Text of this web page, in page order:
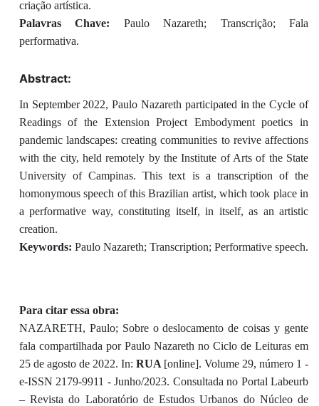
criação artística.
Palavras Chave: Paulo Nazareth; Transcrição; Fala
performativa.
Abstract:
In September 2022, Paulo Nazareth participated in the Cycle of
Readings of the Extension Project Embodyment poetics in
pandemic landscapes: creating communities to revive affections
with the city, held remotely by the Institute of Arts of the State
University of Campinas. This text is a transcription of the
homonymous speech of this Brazilian artist, which took place in
a performative way, constituting itself, in itself, as an artistic
creation.
Keywords: Paulo Nazareth; Transcription; Performative speech.
Para citar essa obra:
NAZARETH, Paulo; Sobre o deslocamento de coisas y gente
fala compartilhada por Paulo Nazareth no Ciclo de Leituras em
25 de agosto de 2022. In: RUA [online]. Volume 29, número 1 -
e-ISSN 2179-9911 - Junho/2023. Consultada no Portal Labeurb
– Revista do Laboratório de Estudos Urbanos do Núcleo de